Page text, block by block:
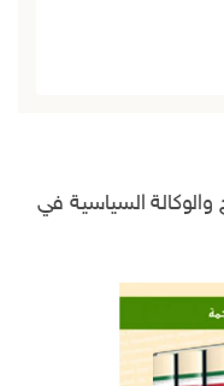
السياسية في